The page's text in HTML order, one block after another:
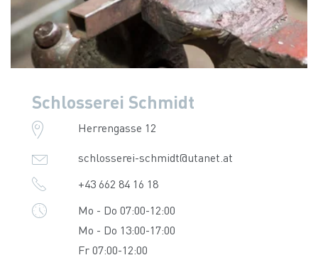
Schlosserei Schmidt
Herrengasse 12
schlosserei-schmidt@utanet.at
+43 662 84 16 18
Mo - Do 07:00-12:00
Mo - Do 13:00-17:00
Fr 07:00-12:00